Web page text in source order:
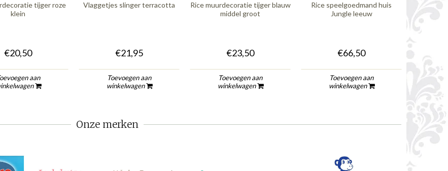
tijger roze
klein
€20,50
aan
Vlaggetjes slinger terracotta
€21,95
Toevoegen aan
winkelwagen
Rice muurdecoratie tijger blauw
middel groot
€23,50
Toevoegen aan
winkelwagen
Rice speelgoedmand huis
Jungle leeuw
€66,50
Toevoegen aan
winkelwagen
Nattiot
Onze merken